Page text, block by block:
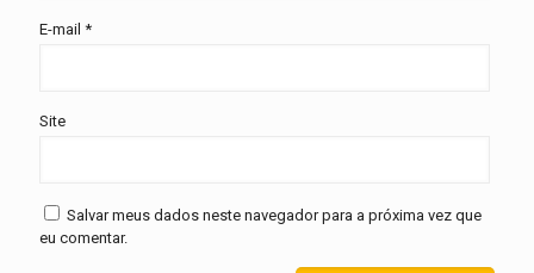
E-mail *
Site
Salvar meus dados neste navegador para a próxima vez que
eu comentar.